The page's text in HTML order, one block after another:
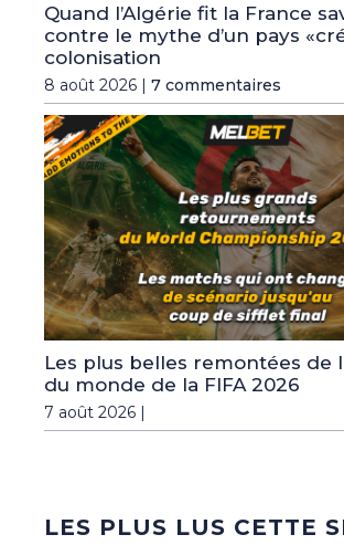
Quand l’Algérie fit la France
contre le mythe d’un pays
colonisation
8 août 2026 | 7 commentaires
Les plus belles remontées de
du monde de la FIFA 2026
7 août 2026 |
LES PLUS LUS CETTE